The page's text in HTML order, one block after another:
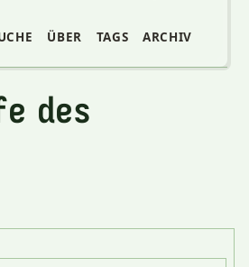
ÜBER TAGS ARCHIV
des